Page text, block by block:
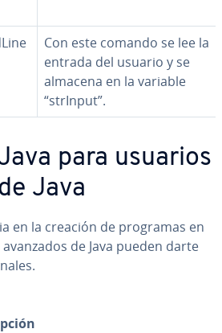
Con este comando se lee la
entrada del usuario y se
almacena en la variable
“strInput”.
para usuarios
Java
en la creación de programas en
de Java pueden darte